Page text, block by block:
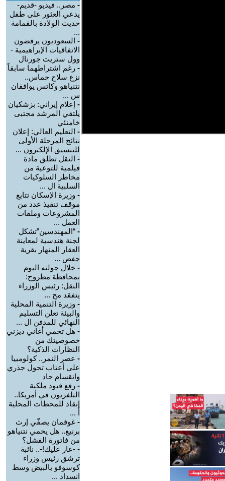
- مصر.. فيديو -قديم-
يدعي العثور على طفل
حديث الولادة بالقمامة
...
- السعوديون يرفضون
الاتفاقيات الإبراهيمية -
وول ستريت جورنال
- رغم اشتراطهما سابقاً
نزع سلاح حماس..
نتنياهو وكاتس يوافقان
س ...
- إعلام إيراني: بزشكيان
يلتقي المرشد مجتبى
خامنئي
- التعليم العالي: إعلان
نتائج المرحلة الأولى
للتنسيق الإلكترون ...
- النقل تطلق مادة
فيلمية للتوعية من
مخاطر السلوكيات
السلبية ال ...
- وزيرة الإسكان تتابع
موقف تنفيذ عدد من
المشروعات وملفات
العمل ...
- “المهندسين”تشكل
لجنة هندسية لمعاينة
العقار المنهار بقرية
جفص ...
- خلال جولته اليوم
بمحافظة مطروح:
النقل: رئيس الوزراء
يتفقد مح ...
- وزيرة التنمية المحلية
والبيئة تعلن التسليم
النهائي للمدفن ال ...
- هل تحمي أغاني ديزني
خصوصيتك من
النظارات الذكية؟
- عصر النمر.. كولومبيا
على أعتاب تحول جذري
وانقسام حاد
- رفع قيود ملكية
التلفزيون في أمريكا..
إنقاذ للمحطات المحلية
أ ...
- غوفمان يصفّي إرث
برنيع.. هل يحمي نتنياهو
من فاتورة الفشل؟
- -عار عليك!-.. نائبة
ترشق رئيس وزراء
كوسوفو بالبيض وسط
انسداد ...